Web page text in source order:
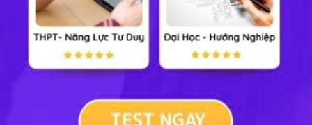
Tiểu Học
Lớp 6
Lớp 7
Lớp 8
Lớp 9
Lớp 10
Lớp 11
Lớp 12
Đại Học
TẢI ỨNG DỤNG HỌC247